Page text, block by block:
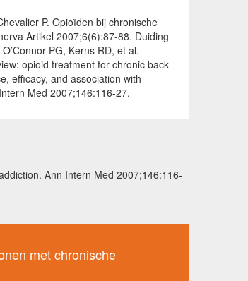
P. Opioïden bij chronische
Artikel 2007;6(6):87-88. Duiding
PG, Kerns RD, et al.
opioid treatment for chronic back
efficacy, and association with
Med 2007;146:116-27.
Ann Intern Med 2007;146:116-
met chronische